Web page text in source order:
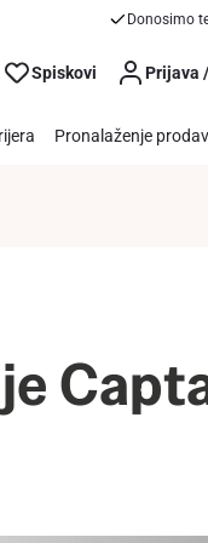
Donosimo
Spiskovi Prijava
Pronalaženje